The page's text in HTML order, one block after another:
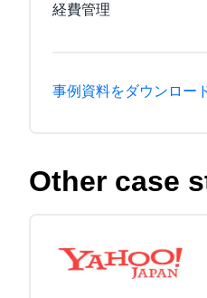
経費管理
事例資料をダウンロー
Other case